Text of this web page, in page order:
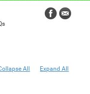
Expand All
All